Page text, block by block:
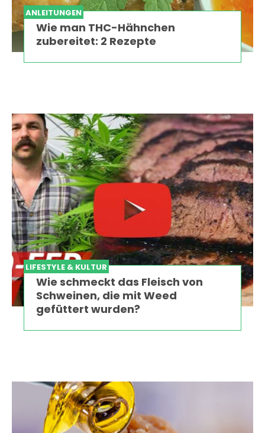
ANLEITUNGEN
Wie man THC-Hähnchen
zubereitet: 2 Rezepte
LIFESTYLE & KULTUR
Wie schmeckt das Fleisch von
Schweinen, die mit Weed
gefüttert wurden?